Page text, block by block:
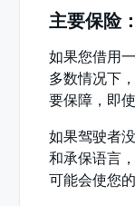
主要保险
如果您借用
多数情况下
要保障，即
如果驾驶者
和承保语言
可能会使您